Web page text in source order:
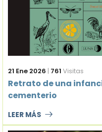
21 Ene 2026 | 761 Visitas
Retrato de una
cementerio
LEER MÁS